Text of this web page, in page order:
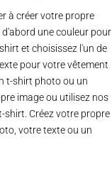
à créer votre propre
une couleur pour
et choisissez l'un de
pour votre vêtement
t-shirt photo ou un
image ou utilisez nos
shirt. Créez votre propre
votre texte ou un